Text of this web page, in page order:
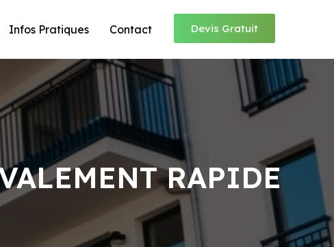
Infos Pratiques Contact Devis Gratuit
RAPIDE